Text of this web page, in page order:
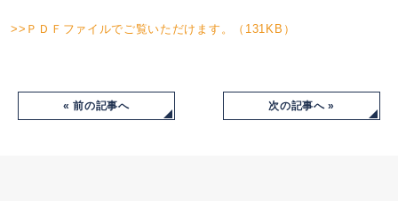
>>ＰＤＦファイルでご覧いただけます。（131KB）
« 前の記事へ 次の記事へ »